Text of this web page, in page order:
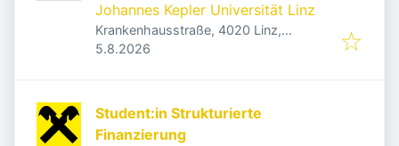
Johannes Kepler Universität Linz
Krankenhausstraße, 4020 Linz,
Österreich
Veröffentlicht
5.8.2026
Student:in Strukturierte
Finanzierung